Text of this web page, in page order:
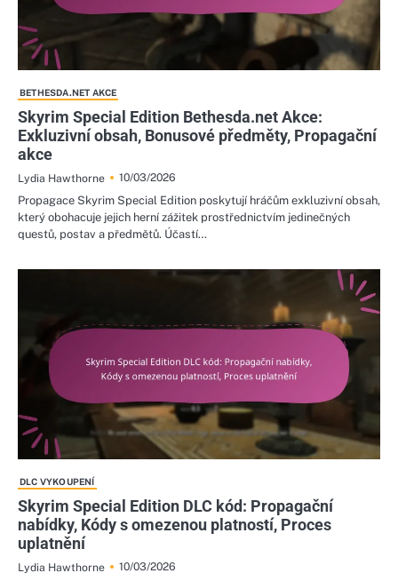
BETHESDA.NET AKCE
Skyrim Special Edition Bethesda.net Akce:
Exkluzivní obsah, Bonusové předměty, Propagační
akce
Lydia Hawthorne
10/03/2026
Propagace Skyrim Special Edition poskytují hráčům exkluzivní obsah,
který obohacuje jejich herní zážitek prostřednictvím jedinečných
questů, postav a předmětů. Účastí…
DLC VYKOUPENÍ
Skyrim Special Edition DLC kód: Propagační
nabídky, Kódy s omezenou platností, Proces
uplatnění
Lydia Hawthorne
10/03/2026